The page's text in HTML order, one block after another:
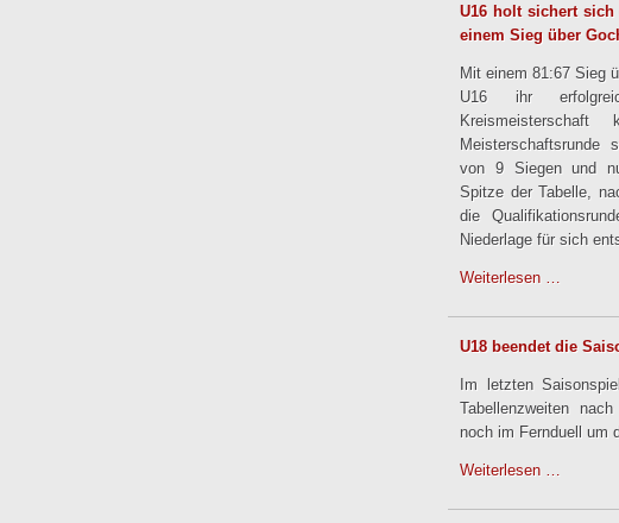
U16 holt sichert
einem Sieg über
Mit einem 81:67 Sieg
U16 ihr
von 9 Siegen und
Spitze der Tabelle,
die
Niederlage für sich
Weiterlesen …
U18 beendet die
Im letzten
Tabellenzweiten
noch im Fernduell um
Weiterlesen …